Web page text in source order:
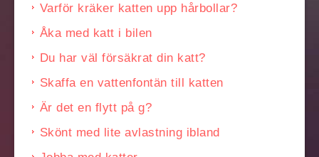
Varför kräker katten upp hårbollar?
Åka med katt i bilen
Du har väl försäkrat din katt?
Skaffa en vattenfontän till katten
Är det en flytt på g?
Skönt med lite avlastning ibland